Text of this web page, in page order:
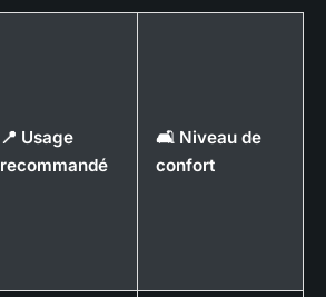
📍 Usage
recommandé
🛋️ Niveau de
confort